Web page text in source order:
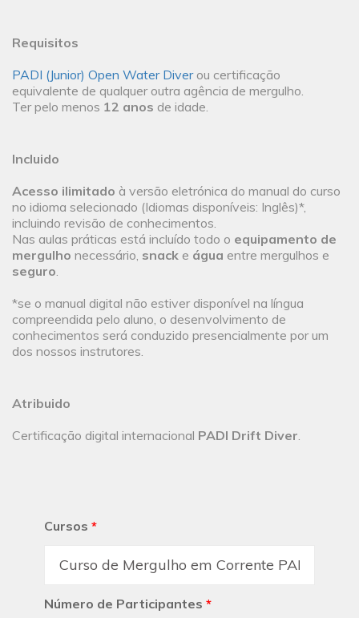
Requisitos
PADI (Junior) Open Water Diverou certificação
equivalente de qualquer outra agência de mergulho.
Ter pelo menos 12 anos de idade.
Incluido
Acesso ilimitado à versão eletrónica do manual do curso
no idioma selecionado (Idiomas disponíveis: Inglês)*,
incluindo revisão de conhecimentos.
Nas aulas práticas está incluído todo o equipamento de
mergulho necessário, snack e água entre mergulhos e
seguro.
*se o manual digital não estiver disponível na língua
compreendida pelo aluno, o desenvolvimento de
conhecimentos será conduzido presencialmente por um
dos nossos instrutores.
Atribuido
Certificação digital internacional PADI Drift Diver.
Cursos *
Número de Participantes *